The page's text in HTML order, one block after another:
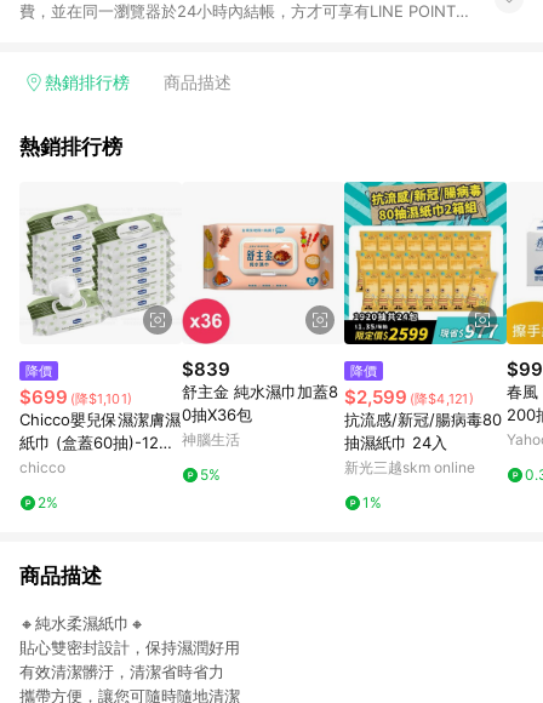
費，並在同一瀏覽器於24小時內結帳，方才可享有LINE POINTS
4. 不具回饋資格種類商品：電子禮券。 5. 回饋點數計算將排除訂
錄，相關問題請於保留時間內聯絡客服中心，並由康達盛通生活
提供簡單、快速、輕鬆的購物流程及體驗，將不定期推出精選、
話題性或期間限定商品來滿足您的喜好。
熱銷排行榜 商品描述
熱銷排行榜
降價
$699 (降$1,101)
Chicco嬰兒保濕潔膚濕
紙巾 (盒蓋60抽)-12入
(箱購)
chicco
2%
$839
舒主金 純水濕巾加蓋8
0抽X36包
神腦生活
5%
降價
$2,599 (降$4,121)
抗流感/新冠/腸病毒80
抽濕紙巾 24入
新光三越skm online
1%
春風
200
商品描述
🔸純水柔濕紙巾🔸
貼心雙密封設計，保持濕潤好用
有效清潔髒汙，清潔省時省力
攜帶方便，讓您可隨時隨地清潔